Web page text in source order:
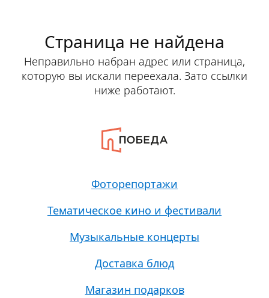
Страница не найдена
Неправильно набран адрес или страница,
которую вы искали переехала. Зато ссылки
ниже работают.
Фоторепортажи
Тематическое кино и фестивали
Музыкальные концерты
Доставка блюд
Магазин подарков